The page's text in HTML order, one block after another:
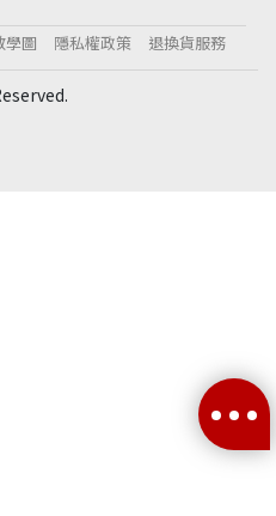
學圖 隱私權政策 退換貨服務